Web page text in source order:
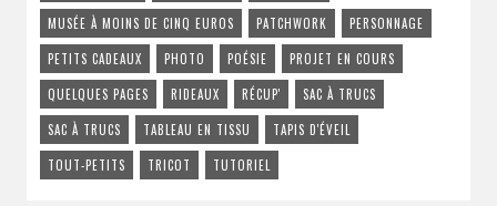
MUSÉE À MOINS DE CINQ EUROS
PATCHWORK
PERSONNAGE
PETITS CADEAUX
PHOTO POÉSIE
PROJET EN COURS
QUELQUES PAGES
RIDEAUX RÉCUP'
SAC À TRUCS
SAC À TRUCS
TABLEAU EN TISSU
TAPIS D'ÉVEIL
TOUT-PETITS
TRICOT TUTORIEL